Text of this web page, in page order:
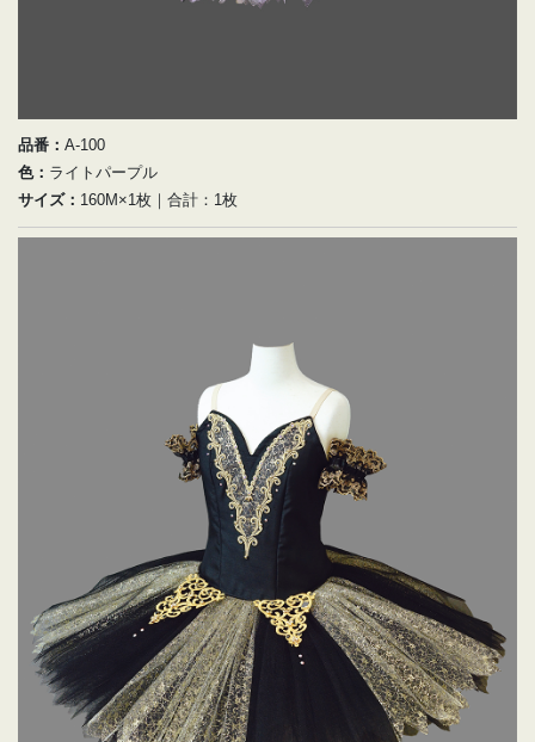
品番： A-100
色： ライトパープル
サイズ： 160M×1枚｜合計：1枚